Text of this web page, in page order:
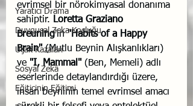
Yaratıcı Drama
Duygusal Zeka Koçluğu
Uçak Kazaları
Sosyal Zekâ
Eğiticinin Eğitimi
evrimsel bir nörokimyasal donanıma
sahiptir. Loretta Graziano
Breuning'in "Habits of a Happy
Brain" (Mutlu Beynin Alışkanlıkları)
ve "I, Mammal" (Ben, Memeli) adlı
eserlerinde detaylandırdığı üzere,
insan beyninin temel evrimsel amacı